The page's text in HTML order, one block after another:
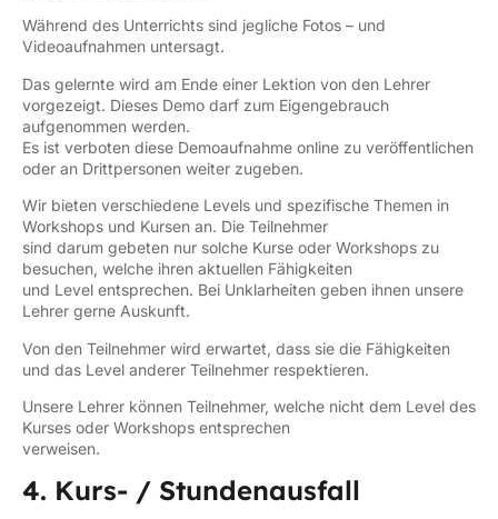
Während des Unterrichts sind jegliche Fotos – und
Videoaufnahmen untersagt.
Das gelernte wird am Ende einer Lektion von den Lehrer
vorgezeigt. Dieses Demo darf zum Eigengebrauch
aufgenommen werden.
Es ist verboten diese Demoaufnahme online zu veröffentlichen
oder an Drittpersonen weiter zugeben.
Wir bieten verschiedene Levels und spezifische Themen in
Workshops und Kursen an. Die Teilnehmer
sind darum gebeten nur solche Kurse oder Workshops zu
besuchen, welche ihren aktuellen Fähigkeiten
und Level entsprechen. Bei Unklarheiten geben ihnen unsere
Lehrer gerne Auskunft.
Von den Teilnehmer wird erwartet, dass sie die Fähigkeiten
und das Level anderer Teilnehmer respektieren.
Unsere Lehrer können Teilnehmer, welche nicht dem Level des
Kurses oder Workshops entsprechen
verweisen.
4. Kurs- / Stundenausfall